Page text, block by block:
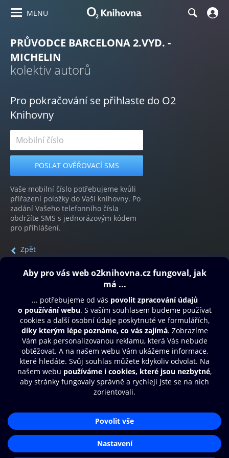
MENU
PRŮVODCE BARCELONA 2.VYD. -
MICHELIN
kolektiv autorů
Pro pokračování se přihlaste do O2
Knihovny
Vaše mobilní číslo potřebujeme kvůli
přiřazení položky do Vaší knihovny. Po
zadání Vašeho telefonního čísla
obdržíte SMS s jednorázovým kódem
pro přihlášení.
Zpět
Obsah ke stažení
Moje O2 Knihovna
Další zábava
© O2 Czech Republic a.s.
Přístupnost
Zásady zpracování osobních údajůAplikace O2 Knihovna
Čti a poslouchej své e-knihy a
audioknihy rychleji a pohodlněji.